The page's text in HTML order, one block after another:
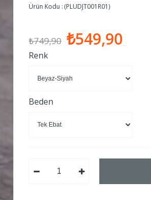
(PLUDJT001R01)
₺749,90 ₺549,90
Renk
Beden